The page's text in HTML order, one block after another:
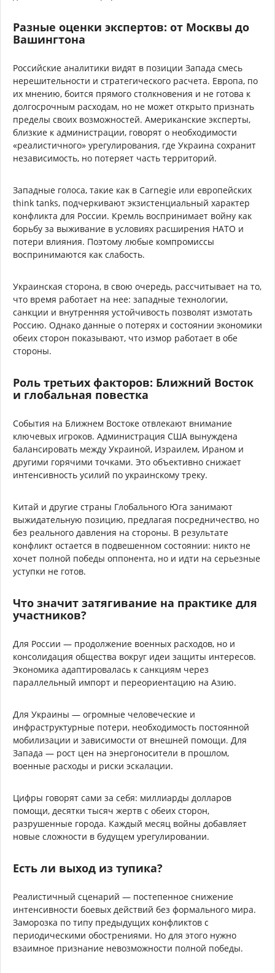
Разные оценки экспертов: от Москвы до
Вашингтона
Российские аналитики видят в позиции Запада смесь
нерешительности и стратегического расчета. Европа, по
их мнению, боится прямого столкновения и не готова к
долгосрочным расходам, но не может открыто признать
пределы своих возможностей. Американские эксперты,
близкие к администрации, говорят о необходимости
«реалистичного» урегулирования, где Украина сохранит
независимость, но потеряет часть территорий.
Западные голоса, такие как в Carnegie или европейских
think tanks, подчеркивают экзистенциальный характер
конфликта для России. Кремль воспринимает войну как
борьбу за выживание в условиях расширения НАТО и
потери влияния. Поэтому любые компромиссы
воспринимаются как слабость.
Украинская сторона, в свою очередь, рассчитывает на то,
что время работает на нее: западные технологии,
санкции и внутренняя устойчивость позволят измотать
Россию. Однако данные о потерях и состоянии экономики
обеих сторон показывают, что измор работает в обе
стороны.
Роль третьих факторов: Ближний Восток
и глобальная повестка
События на Ближнем Востоке отвлекают внимание
ключевых игроков. Администрация США вынуждена
балансировать между Украиной, Израилем, Ираном и
другими горячими точками. Это объективно снижает
интенсивность усилий по украинскому треку.
Китай и другие страны Глобального Юга занимают
выжидательную позицию, предлагая посредничество, но
без реального давления на стороны. В результате
конфликт остается в подвешенном состоянии: никто не
хочет полной победы оппонента, но и идти на серьезные
уступки не готов.
Что значит затягивание на практике для
участников?
Для России — продолжение военных расходов, но и
консолидация общества вокруг идеи защиты интересов.
Экономика адаптировалась к санкциям через
параллельный импорт и переориентацию на Азию.
Для Украины — огромные человеческие и
инфраструктурные потери, необходимость постоянной
мобилизации и зависимости от внешней помощи. Для
Запада — рост цен на энергоносители в прошлом,
военные расходы и риски эскалации.
Цифры говорят сами за себя: миллиарды долларов
помощи, десятки тысяч жертв с обеих сторон,
разрушенные города. Каждый месяц войны добавляет
новые сложности в будущем урегулировании.
Есть ли выход из тупика?
Реалистичный сценарий — постепенное снижение
интенсивности боевых действий без формального мира.
Заморозка по типу предыдущих конфликтов с
периодическими обострениями. Но для этого нужно
взаимное признание невозможности полной победы.